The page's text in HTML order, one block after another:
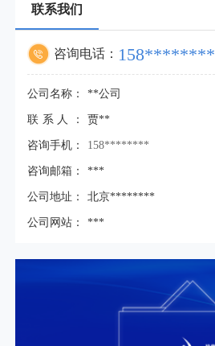
联系我们
咨询电话： 158********
公司名称： **公司
联系人： 贾**
咨询手机： 158********
咨询邮箱： ***
公司地址： 北京********
公司网站： ***